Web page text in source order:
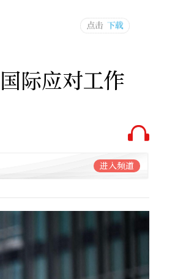
际应对工作
进入频道